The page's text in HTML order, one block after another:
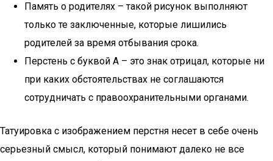
Память о родителях – такой рисунок выполняют
только те заключенные, которые лишились
родителей за время отбывания срока.
Перстень с буквой А – это знак отрицал, которые ни
при каких обстоятельствах не соглашаются
сотрудничать с правоохранительными органами.
Татуировка с изображением перстня несет в себе очень
серьезный смысл, который понимают далеко не все